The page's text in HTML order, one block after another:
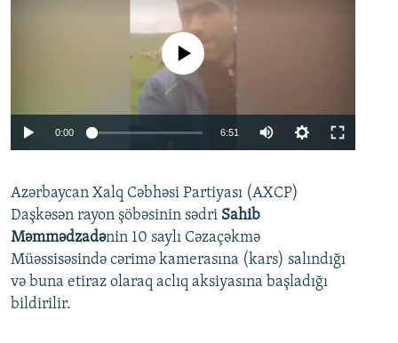
Auto 240p 360p
720p 1080p
No media source currently available
0:00 6:51
360p
720p
1080p
Azərbaycan Xalq Cəbhəsi Partiyası (AXCP)
Daşkəsən rayon şöbəsinin sədri Sahib
Məmmədzadənin 10 saylı Cəzaçəkmə
Müəssisəsində cərimə kamerasına (kars) salındığı
və buna etiraz olaraq aclıq aksiyasına başladığı
bildirilir.